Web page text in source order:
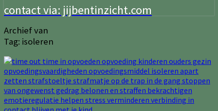
contact via: jijbentinzicht.com
Archief van
Tag: isoleren